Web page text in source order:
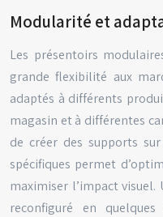
Modularité et
Les présentoirs
grande flexibilité aux
adaptés à différents
magasin et à différentes
de créer des supports
spécifiques permet
maximiser l’impact
reconfiguré en